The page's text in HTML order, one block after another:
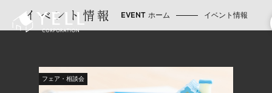
イベント情報 ホーム イベント情報
フェア・相談会